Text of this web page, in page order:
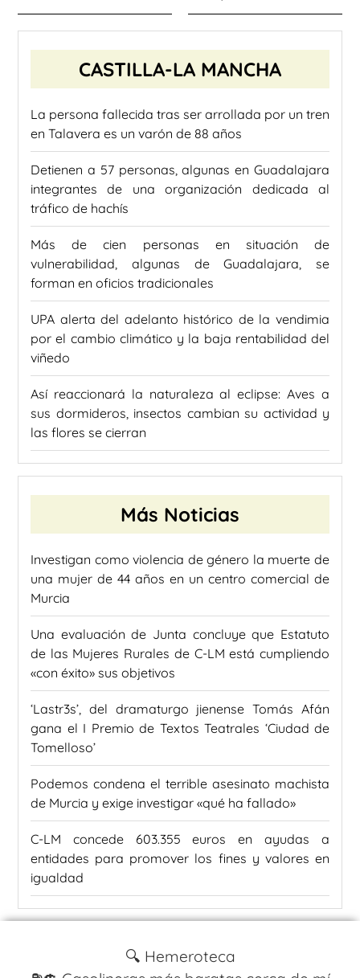
CASTILLA-LA MANCHA
La persona fallecida tras ser arrollada por un tren
en Talavera es un varón de 88 años
Detienen a 57 personas, algunas en Guadalajara
integrantes de una organización dedicada al
tráfico de hachís
Más de cien personas en situación de
vulnerabilidad, algunas de Guadalajara, se
forman en oficios tradicionales
UPA alerta del adelanto histórico de la vendimia
por el cambio climático y la baja rentabilidad del
viñedo
Así reaccionará la naturaleza al eclipse: Aves a
sus dormideros, insectos cambian su actividad y
las flores se cierran
Más Noticias
Investigan como violencia de género la muerte de
una mujer de 44 años en un centro comercial de
Murcia
Una evaluación de Junta concluye que Estatuto
de las Mujeres Rurales de C-LM está cumpliendo
«con éxito» sus objetivos
‘Lastr3s’, del dramaturgo jienense Tomás Afán
gana el I Premio de Textos Teatrales ‘Ciudad de
Tomelloso’
Podemos condena el terrible asesinato machista
de Murcia y exige investigar «qué ha fallado»
C-LM concede 603.355 euros en ayudas a
entidades para promover los fines y valores en
igualdad
🔍 Hemeroteca